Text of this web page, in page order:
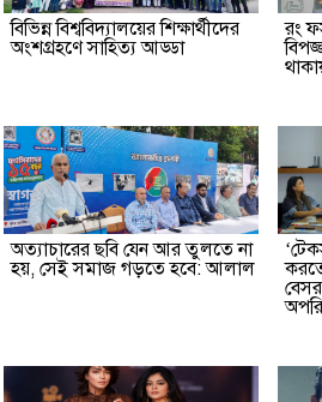
বিভিন্ন বিশ্ববিদ্যালয়ের শিক্ষার্থীদের
অংশগ্রহণে সাহিত্য আড্ডা
রং
অত্যাচারের ছবি যেন আর তুলতে না
হয়, সেই সমাজ গড়তে হবে: আলাল